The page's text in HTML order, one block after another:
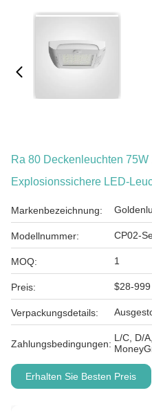
Ra 80 Deckenleuchten 75W
Explosionssichere LED-
Markenbezeichnung:
Modellnummer: CP02-
MOQ: 1
Preis: $28-999
Verpackungsdetails:
Zahlungsbedingungen:
L/C, D/
Erhalten Sie Besten Preis